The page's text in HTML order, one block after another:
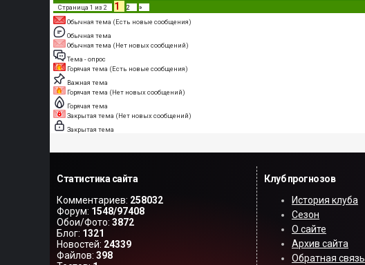
Страница 1 из 2 1 2
»
Обычная тема (Есть новые сообщения)
Обычная тема
Обычная тема (Нет новых сообщений)
Тема - опрос
Горячая тема (Есть новые сообщения)
Важная тема
Горячая тема (Нет новых сообщений)
Горячая тема
Закрытая тема (Нет новых сообщений)
Закрытая тема
Статистика сайта
Комментариев: 258032
Форум: 1548/97408
Обои/Фото: 3872
Блог: 1321
Новостей: 24339
Файлов: 398
Клуб прогнозов
История клуба
Сезон
О сайте
Архив сайта
Обратная связь